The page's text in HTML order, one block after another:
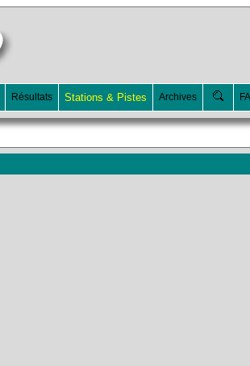
Résultats Stations & Pistes Archives